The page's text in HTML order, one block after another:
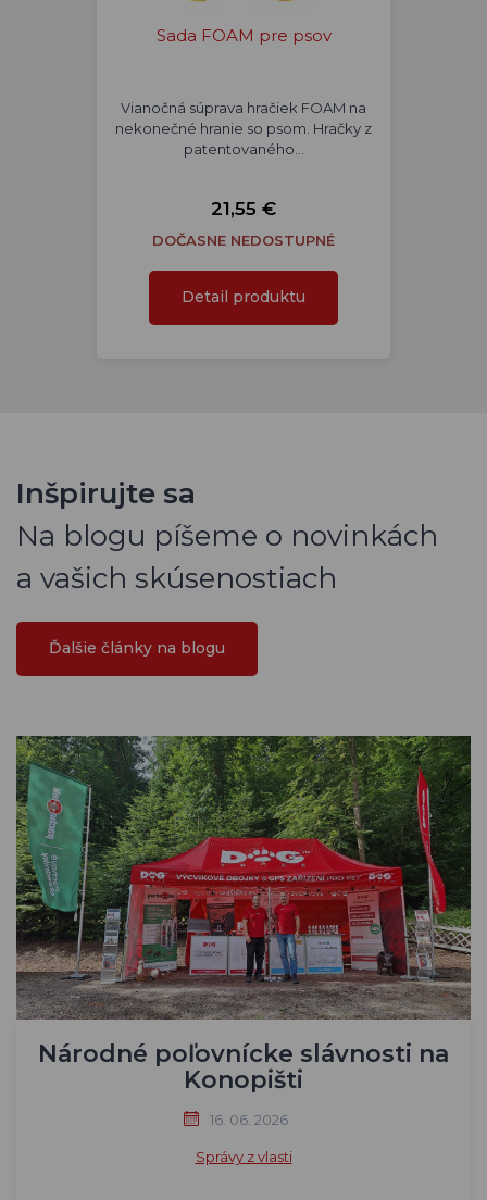
Sada FOAM pre psov
Vianočná súprava hračiek FOAM na
nekonečné hranie so psom. Hračky z
patentovaného…
21,55 €
DOČASNE NEDOSTUPNÉ
Detail produktu
Inšpirujte sa
Na blogu píšeme o novinkách
a vašich skúsenostiach
Ďalšie články na blogu
Národné poľovnícke slávnosti na
Konopišti
16. 06. 2026
Správy z vlasti